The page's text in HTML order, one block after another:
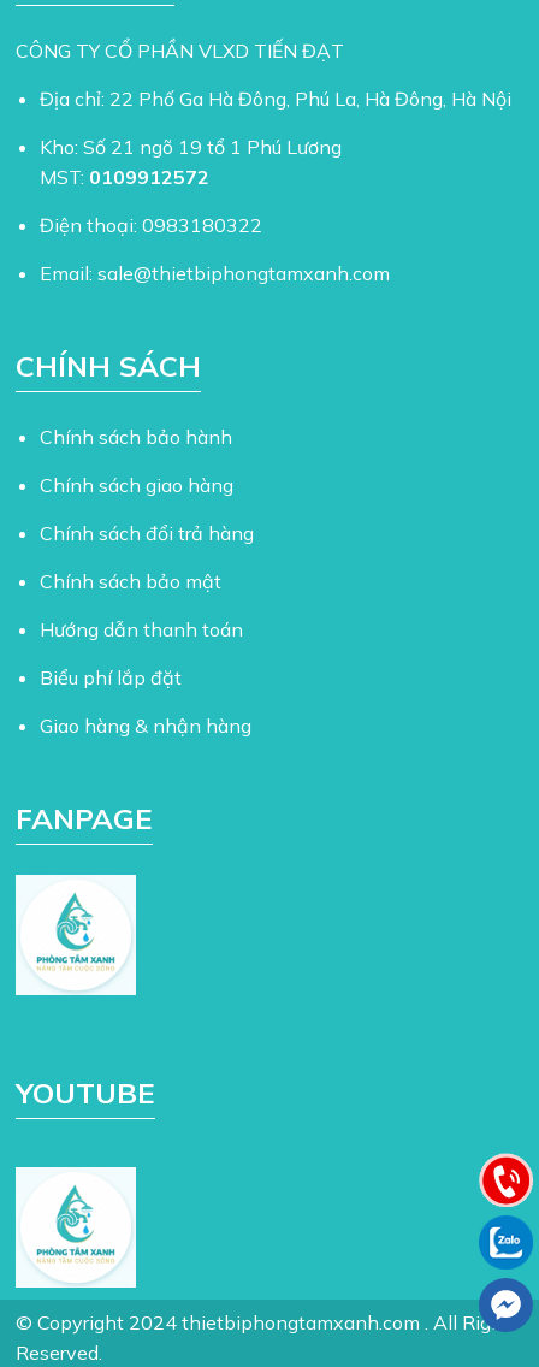
CÔNG TY CỔ PHẦN VLXD TIẾN ĐẠT
Địa chỉ: 22 Phố Ga Hà Đông, Phú La, Hà Đông, Hà Nội
Kho: Số 21 ngõ 19 tổ 1 Phú Lương
MST: 0109912572
Điện thoại:0983180322
Email:sale@thietbiphongtamxanh.com
CHÍNH SÁCH
Chính sách bảo hành
Chính sách giao hàng
Chính sách đổi trả hàng
Chính sách bảo mật
Hướng dẫn thanh toán
Biểu phí lắp đặt
Giao hàng & nhận hàng
FANPAGE
YOUTUBE
© Copyright 2024 thietbiphongtamxanh.com . All Rights
Reserved.